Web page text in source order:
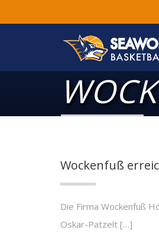
Wockenfuß
Die Firma Wockenfuß
Oskar-Patzelt […]